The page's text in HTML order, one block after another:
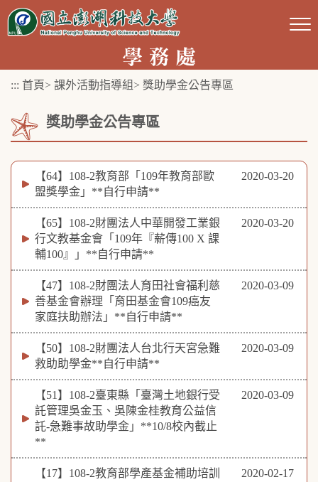
跳
::: 首頁> 課外活動指導組 > 獎助學金公告專區
獎助學金公告專區
【64】108-2教育部「109年教育部歐
盟獎學金」**自行申請**
2020-03-20
【65】108-2財團法人中華開發工業銀
行文教基金會「109年『薪傳100 X 課
輔100』」**自行申請**
2020-03-20
【47】108-2財團法人育田社會福利慈
善基金會辦理「育田基金會109癌友
家庭扶助辦法」**自行申請**
2020-03-09
【50】108-2財團法人台北行天宮急難
救助助學金**自行申請**
2020-03-09
【51】108-2臺東縣「臺灣土地銀行受
託管理吳金玉、吳陳金桂教育公益信
託-急難事故助學金」**10/8校內截止
**
2020-03-09
【17】108-2教育部學產基金補助培訓
2020-02-17